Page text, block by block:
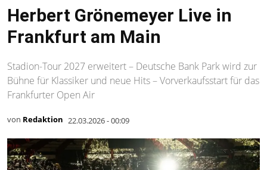
Herbert Grönemeyer Live in
Frankfurt am Main
Stadion-Tour 2027 erweitert – Deutsche Bank Park wird zur
Bühne für Klassiker und neue Hits – Vorverkaufsstart für das
Frankfurter Open Air
von Redaktion 22.03.2026 - 00:09